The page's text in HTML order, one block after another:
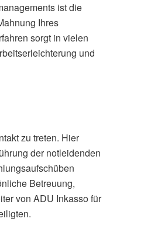
ist die
Ihres
sorgt in vielen
und
zu treten. Hier
der notleidenden
Betreuung,
von ADU Inkasso für